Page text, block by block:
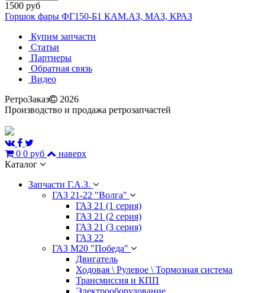
1500 руб
Горшок фары ФГ150-Б1 КАМ.АЗ, МАЗ, КРАЗ
Купим запчасти
Статьи
Партнеры
Обратная связь
Видео
РетроЗаказ
2026
Производство и продажа ретрозапчастей
0 0 руб
наверх
Каталог
Запчасти Г.А.З.
ГАЗ 21-22 "Волга"
ГАЗ 21 (1 серия)
ГАЗ 21 (2 серия)
ГАЗ 21 (3 серия)
ГАЗ 22
ГАЗ М20 "Победа"
Двигатель
Ходовая \ Рулевое \ Тормозная система
Трансмиссия и КПП